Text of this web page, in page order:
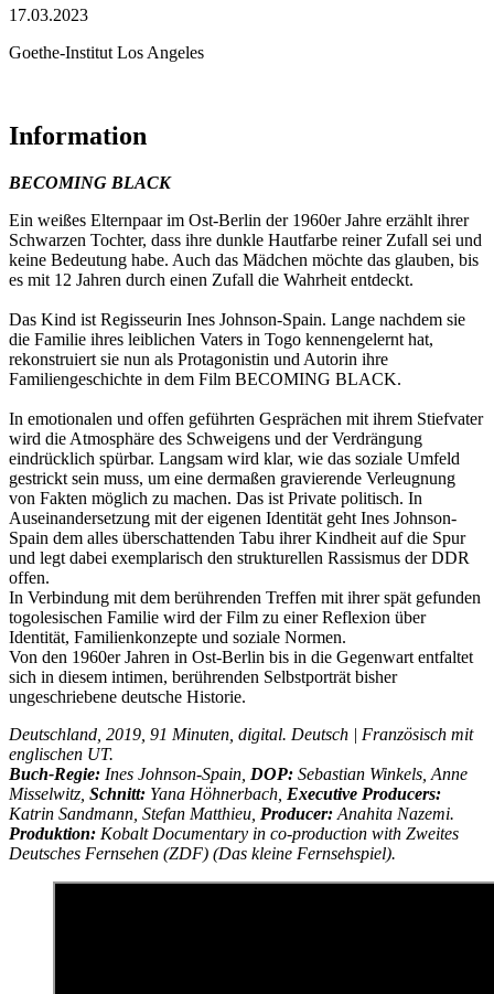
17.03.2023
Goethe-Institut Los Angeles
Information
BECOMING BLACK
Ein weißes Elternpaar im Ost-Berlin der 1960er Jahre erzählt ihrer
Schwarzen Tochter, dass ihre dunkle Hautfarbe reiner Zufall sei und
keine Bedeutung habe. Auch das Mädchen möchte das glauben, bis
es mit 12 Jahren durch einen Zufall die Wahrheit entdeckt.
Das Kind ist Regisseurin Ines Johnson-Spain. Lange nachdem sie
die Familie ihres leiblichen Vaters in Togo kennengelernt hat,
rekonstruiert sie nun als Protagonistin und Autorin ihre
Familiengeschichte in dem Film BECOMING BLACK.
In emotionalen und offen geführten Gesprächen mit ihrem Stiefvater
wird die Atmosphäre des Schweigens und der Verdrängung
eindrücklich spürbar. Langsam wird klar, wie das soziale Umfeld
gestrickt sein muss, um eine dermaßen gravierende Verleugnung
von Fakten möglich zu machen. Das ist Private politisch. In
Auseinandersetzung mit der eigenen Identität geht Ines Johnson-
Spain dem alles überschattenden Tabu ihrer Kindheit auf die Spur
und legt dabei exemplarisch den strukturellen Rassismus der DDR
offen.
In Verbindung mit dem berührenden Treffen mit ihrer spät gefunden
togolesischen Familie wird der Film zu einer Reflexion über
Identität, Familienkonzepte und soziale Normen.
Von den 1960er Jahren in Ost-Berlin bis in die Gegenwart entfaltet
sich in diesem intimen, berührenden Selbstporträt bisher
ungeschriebene deutsche Historie.
Deutschland, 2019, 91 Minuten, digital. Deutsch | Französisch mit
englischen UT.
Buch-Regie: Ines Johnson-Spain, DOP: Sebastian Winkels, Anne
Misselwitz, Schnitt: Yana Höhnerbach, Executive Producers:
Katrin Sandmann, Stefan Matthieu, Producer: Anahita Nazemi.
Produktion: Kobalt Documentary in co-production with Zweites
Deutsches Fernsehen (ZDF) (Das kleine Fernsehspiel).